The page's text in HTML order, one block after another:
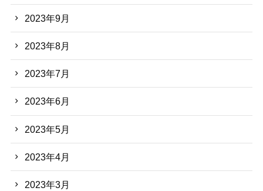
2023年9月
2023年8月
2023年7月
2023年6月
2023年5月
2023年4月
2023年3月